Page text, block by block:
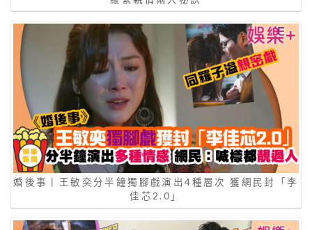
婚後事丨王敏奕分半鐘獨腳戲演出4種層次 獲網民封「李
佳芯2.0」